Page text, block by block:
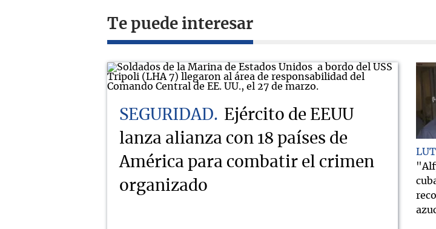
Te puede interesar
SEGURIDAD
Ejército de EEUU
lanza alianza con 18 países de
América para combatir el crimen
organizado